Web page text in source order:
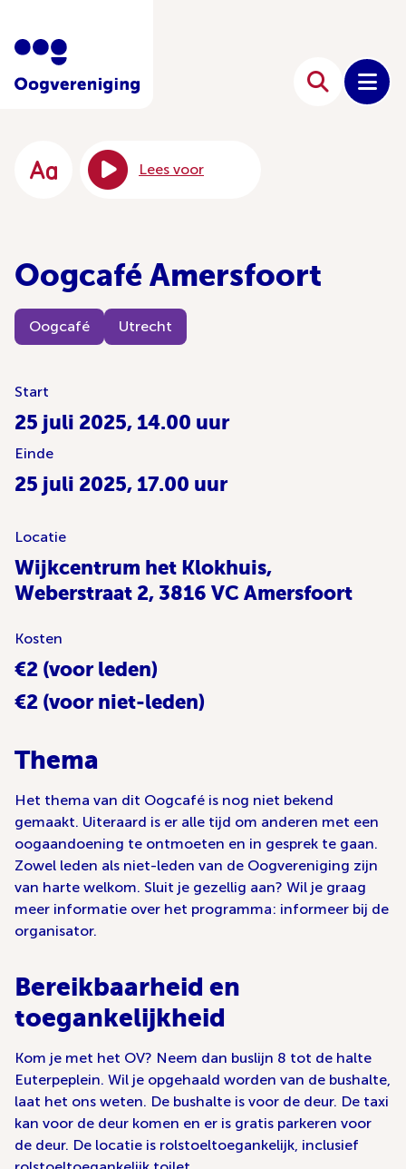
Lees voor
Oogcafé Amersfoort
Oogcafé Utrecht
Start
25 juli 2025, 14.00 uur
Einde
25 juli 2025, 17.00 uur
Locatie
Wijkcentrum het Klokhuis,
Weberstraat 2, 3816 VC Amersfoort
Kosten
€2 (voor leden)
€2 (voor niet-leden)
Thema
Het thema van dit Oogcafé is nog niet bekend
gemaakt. Uiteraard is er alle tijd om anderen met een
oogaandoening te ontmoeten en in gesprek te gaan.
Zowel leden als niet-leden van de Oogvereniging zijn
van harte welkom. Sluit je gezellig aan? Wil je graag
meer informatie over het programma: informeer bij de
organisator.
Bereikbaarheid en
toegankelijkheid
Kom je met het OV? Neem dan buslijn 8 tot de halte
Euterpeplein. Wil je opgehaald worden van de bushalte,
laat het ons weten. De bushalte is voor de deur. De taxi
kan voor de deur komen en er is gratis parkeren voor
de deur. De locatie is rolstoeltoegankelijk, inclusief